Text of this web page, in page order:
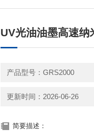
UV光油油墨高速纳
产品型号：GRS2000
更新时间：2026-06-26
简要描述：